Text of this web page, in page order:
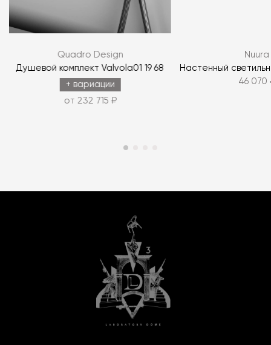
Quadro Design
Душевой комплект Valvola01 19 68
+ вариации
от 232 715 ₽
Nuura
Настенный
46 070